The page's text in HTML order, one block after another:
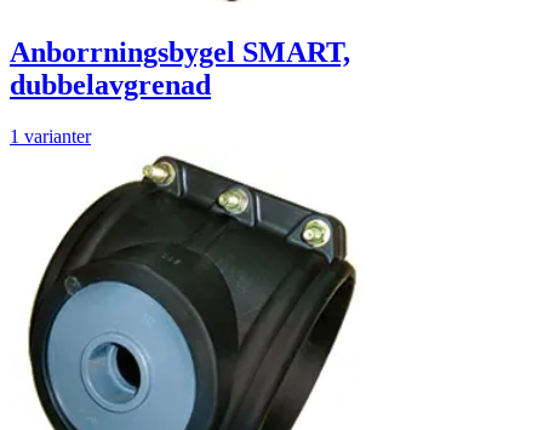
Anborrningsbygel SMART,
dubbelavgrenad
1 varianter